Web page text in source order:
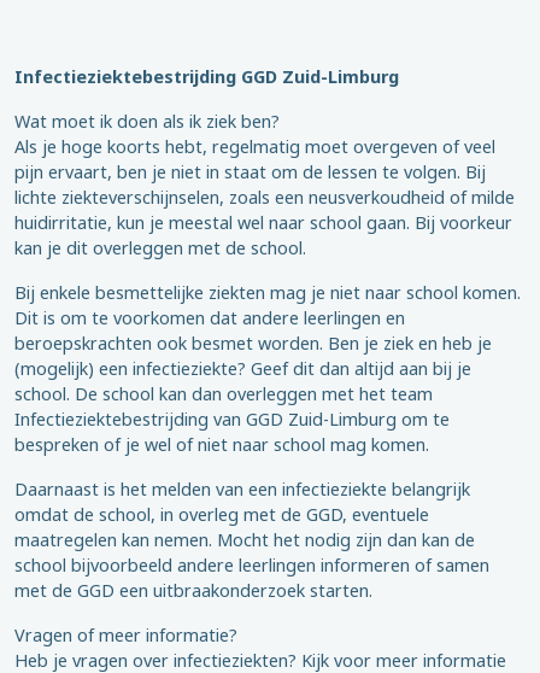
Infectieziektebestrijding GGD Zuid-Limburg
Wat moet ik doen als ik ziek ben?
Als je hoge koorts hebt, regelmatig moet overgeven of veel
pijn ervaart, ben je niet in staat om de lessen te volgen. Bij
lichte ziekteverschijnselen, zoals een neusverkoudheid of milde
huidirritatie, kun je meestal wel naar school gaan. Bij voorkeur
kan je dit overleggen met de school.
Bij enkele besmettelijke ziekten mag je niet naar school komen.
Dit is om te voorkomen dat andere leerlingen en
beroepskrachten ook besmet worden. Ben je ziek en heb je
(mogelijk) een infectieziekte? Geef dit dan altijd aan bij je
school. De school kan dan overleggen met het team
Infectieziektebestrijding van GGD Zuid-Limburg om te
bespreken of je wel of niet naar school mag komen.
Daarnaast is het melden van een infectieziekte belangrijk
omdat de school, in overleg met de GGD, eventuele
maatregelen kan nemen. Mocht het nodig zijn dan kan de
school bijvoorbeeld andere leerlingen informeren of samen
met de GGD een uitbraakonderzoek starten.
Vragen of meer informatie?
Heb je vragen over infectieziekten? Kijk voor meer informatie